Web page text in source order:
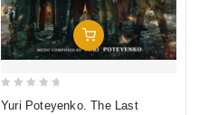
In Den Warenkorb
Yuri Poteyenko. The Last